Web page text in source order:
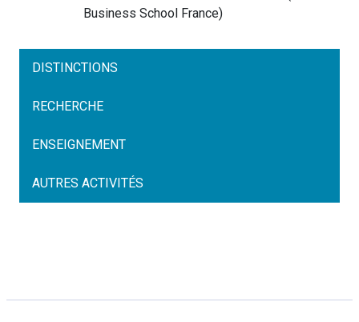
Business School France)
DISTINCTIONS
RECHERCHE
ENSEIGNEMENT
AUTRES ACTIVITÉS